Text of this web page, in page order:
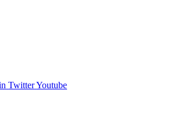
TwitterYoutube